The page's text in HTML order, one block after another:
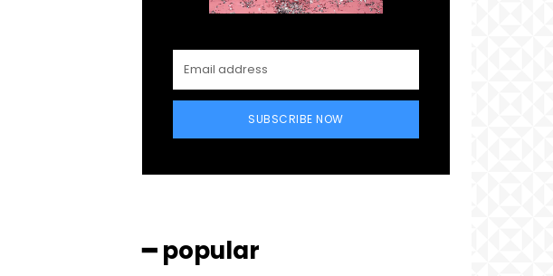
SUBSCRIBE NOW
━ popular